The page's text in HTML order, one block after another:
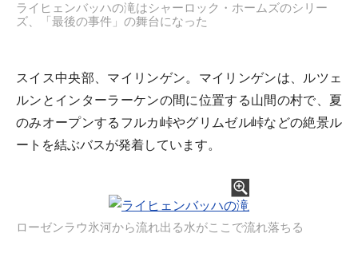
ライヒェンバッハの滝はシャーロック・ホームズのシリー
ズ、「最後の事件」の舞台になった
スイス中央部、マイリンゲン。マイリンゲンは、ルツェ
ルンとインターラーケンの間に位置する山間の村で、夏
のみオープンするフルカ峠やグリムゼル峠などの絶景ル
ートを結ぶバスが発着しています。
ローゼンラウ氷河から流れ出る水がここで流れ落ちる